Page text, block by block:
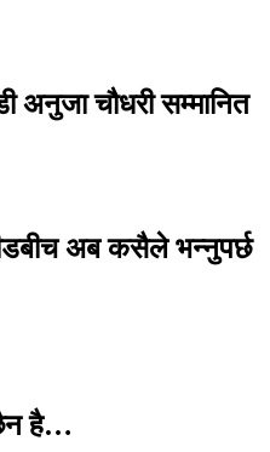
अनुजा चौधरी सम्मानित
अब कसैले भन्नुपर्छ
है…